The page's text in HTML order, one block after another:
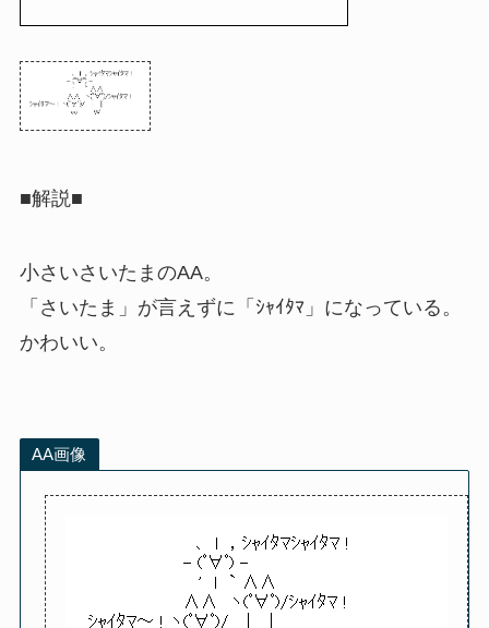
■解説■
小さいさいたまのAA。
「さいたま」が言えずに「ｼｬｲﾀﾏ」になっている。
かわいい。
AA画像